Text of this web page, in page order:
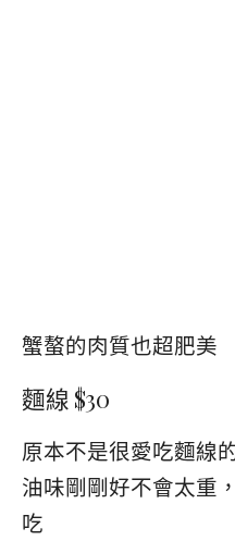
蟹螯的肉質也超肥美
麵線 $30
原本不是很愛吃麵線
油味剛剛好不會太重
吃